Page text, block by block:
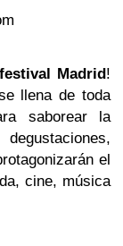
Madrid!
llena de toda
saborear la
el
cine, música